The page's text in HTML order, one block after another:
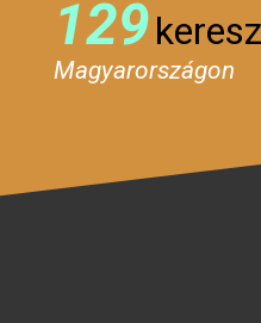
129
Magyarországon